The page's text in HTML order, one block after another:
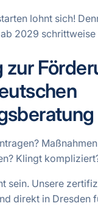
lohnt sich!
2029
zur
Klingt
sein. Unsere
direkt in Dresden